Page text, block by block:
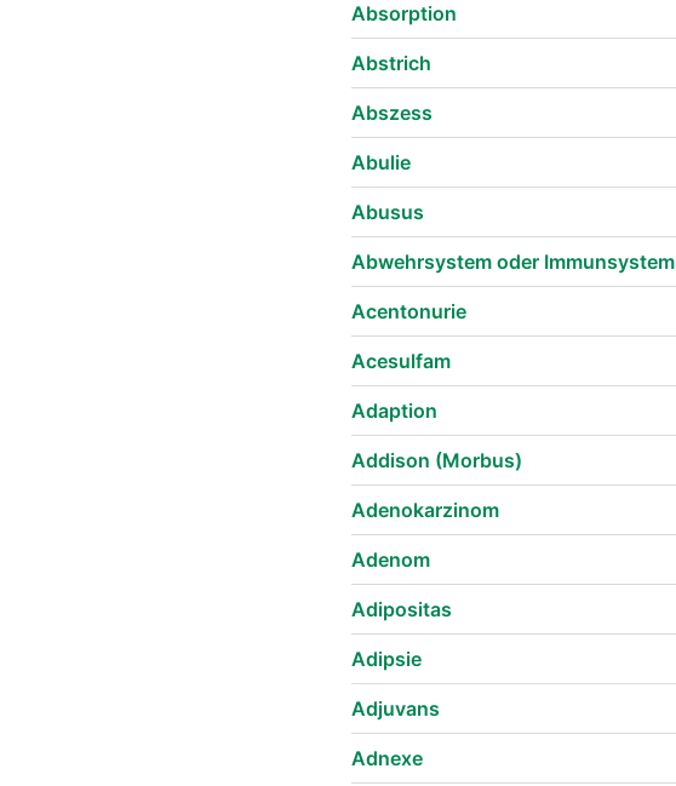
Absorption
Abstrich
Abszess
Abulie
Abusus
Abwehrsystem oder Immunsystem
Acentonurie
Acesulfam
Adaption
Addison (Morbus)
Adenokarzinom
Adenom
Adipositas
Adipsie
Adjuvans
Adnexe